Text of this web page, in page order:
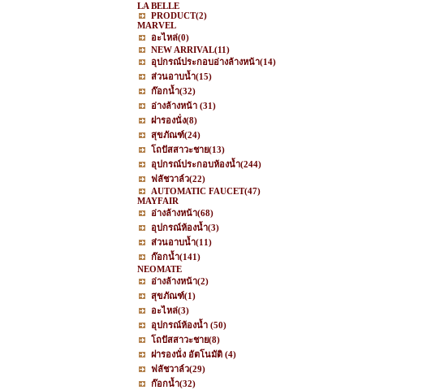
LA BELLE
PRODUCT(2)
MARVEL
อะไหล่(0)
NEW ARRIVAL(11)
อุปกรณ์ประกอบอ่างล้างหน้า(14)
ส่วนอาบน้ำ(15)
ก๊อกน้ำ(32)
อ่างล้างหน้า (31)
ฝารองนั่ง(8)
สุขภัณฑ์(24)
โถปัสสาวะชาย(13)
อุปกรณ์ประกอบห้องน้ำ(244)
ฟลัชวาล์ว(22)
AUTOMATIC FAUCET(47)
MAYFAIR
อ่างล้างหน้า(68)
อุปกรณ์ห้องน้ำ(3)
ส่วนอาบน้ำ(11)
ก๊อกน้ำ(141)
NEOMATE
อ่างล้างหน้า(2)
สุขภัณฑ์(1)
อะไหล่(3)
อุปกรณ์ห้องน้ำ (50)
โถปัสสาวะชาย(8)
ฝารองนั่ง อัตโนมัติ (4)
ฟลัชวาล์ว(29)
ก๊อกน้ำ(32)